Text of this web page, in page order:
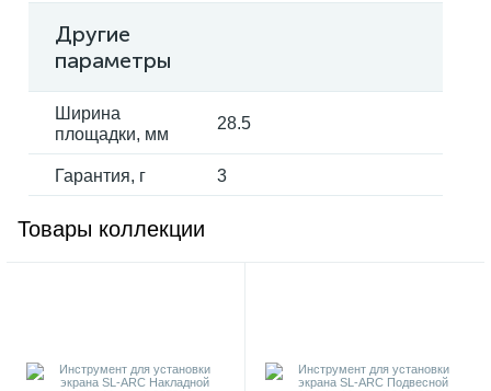
Другие
параметры
Ширина
площадки, мм
28.5
Гарантия, г 3
Товары коллекции